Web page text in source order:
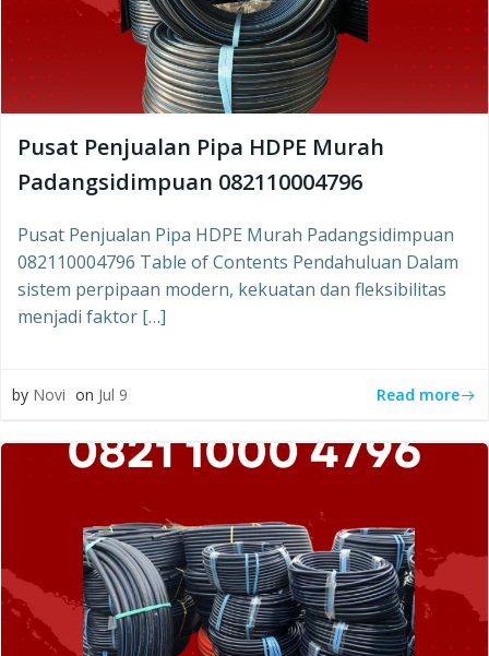
Pusat Penjualan Pipa HDPE Murah
Padangsidimpuan 082110004796
Pusat Penjualan Pipa HDPE Murah Padangsidimpuan
082110004796 Table of Contents Pendahuluan Dalam
sistem perpipaan modern, kekuatan dan fleksibilitas
menjadi faktor […]
by Novi on Jul 9 Read more